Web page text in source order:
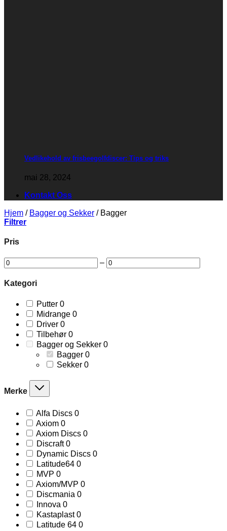
Vedlikehold av frisbeegolfdiscer: Tips og triks
mai 28, 2024
Kontakt Oss
Hjem / Bagger og Sekker /Bagger
Filtrer
Pris
–
Kategori
Putter 00
products
Midrange 00
Driver 00
products
Tilbehør 00
products
Bagger og Sekker 00
Bagger 00
Sekker 00
Merke
Alfa Discs 00
Axiom 00
products
Axiom Discs 00
Discraft 00
products
Dynamic Discs 00
Latitude64 00
MVP 00
products
Axiom/MVP 00
Discmania 00
Innova 00
products
Kastaplast 00
products
Latitude 64 00